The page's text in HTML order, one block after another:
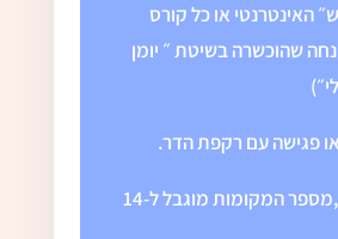
האינטרנטי או כל קורס
שהוכשרה בשיטת ״ יומן
או פגישה עם רקפת הדר.
כדאי להזדרז ,מספר המקומות מוגבל ל-14